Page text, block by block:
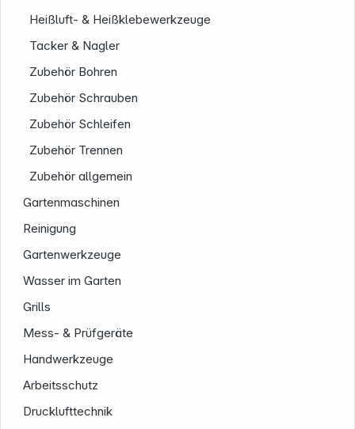
Heißluft- & Heißklebewerkzeuge
Tacker & Nagler
Zubehör Bohren
Zubehör Schrauben
Zubehör Schleifen
Zubehör Trennen
Zubehör allgemein
Gartenmaschinen
Reinigung
Gartenwerkzeuge
Wasser im Garten
Grills
Mess- & Prüfgeräte
Handwerkzeuge
Arbeitsschutz
Drucklufttechnik